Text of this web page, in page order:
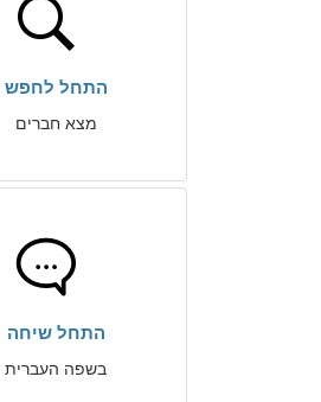
התחל לחפש
מצא חברים
התחל שיחה
בשפה העברית